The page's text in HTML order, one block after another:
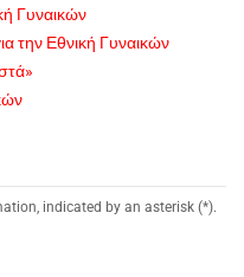
Γυναικών
την Εθνική Γυναικών
indicated by an asterisk (*).